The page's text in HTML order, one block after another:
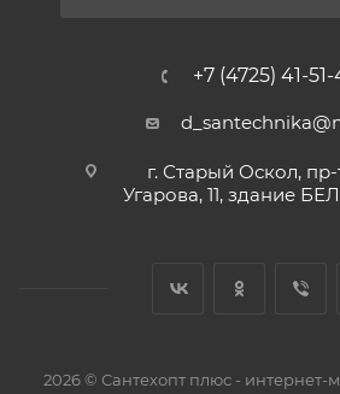
+7 (4725) 41-
г. Старый Оскол,
Угарова, 11, здание
2026 © Сантехопт плюс - интернет-